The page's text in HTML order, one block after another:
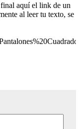
aquí el link de un
al leer tu texto, se